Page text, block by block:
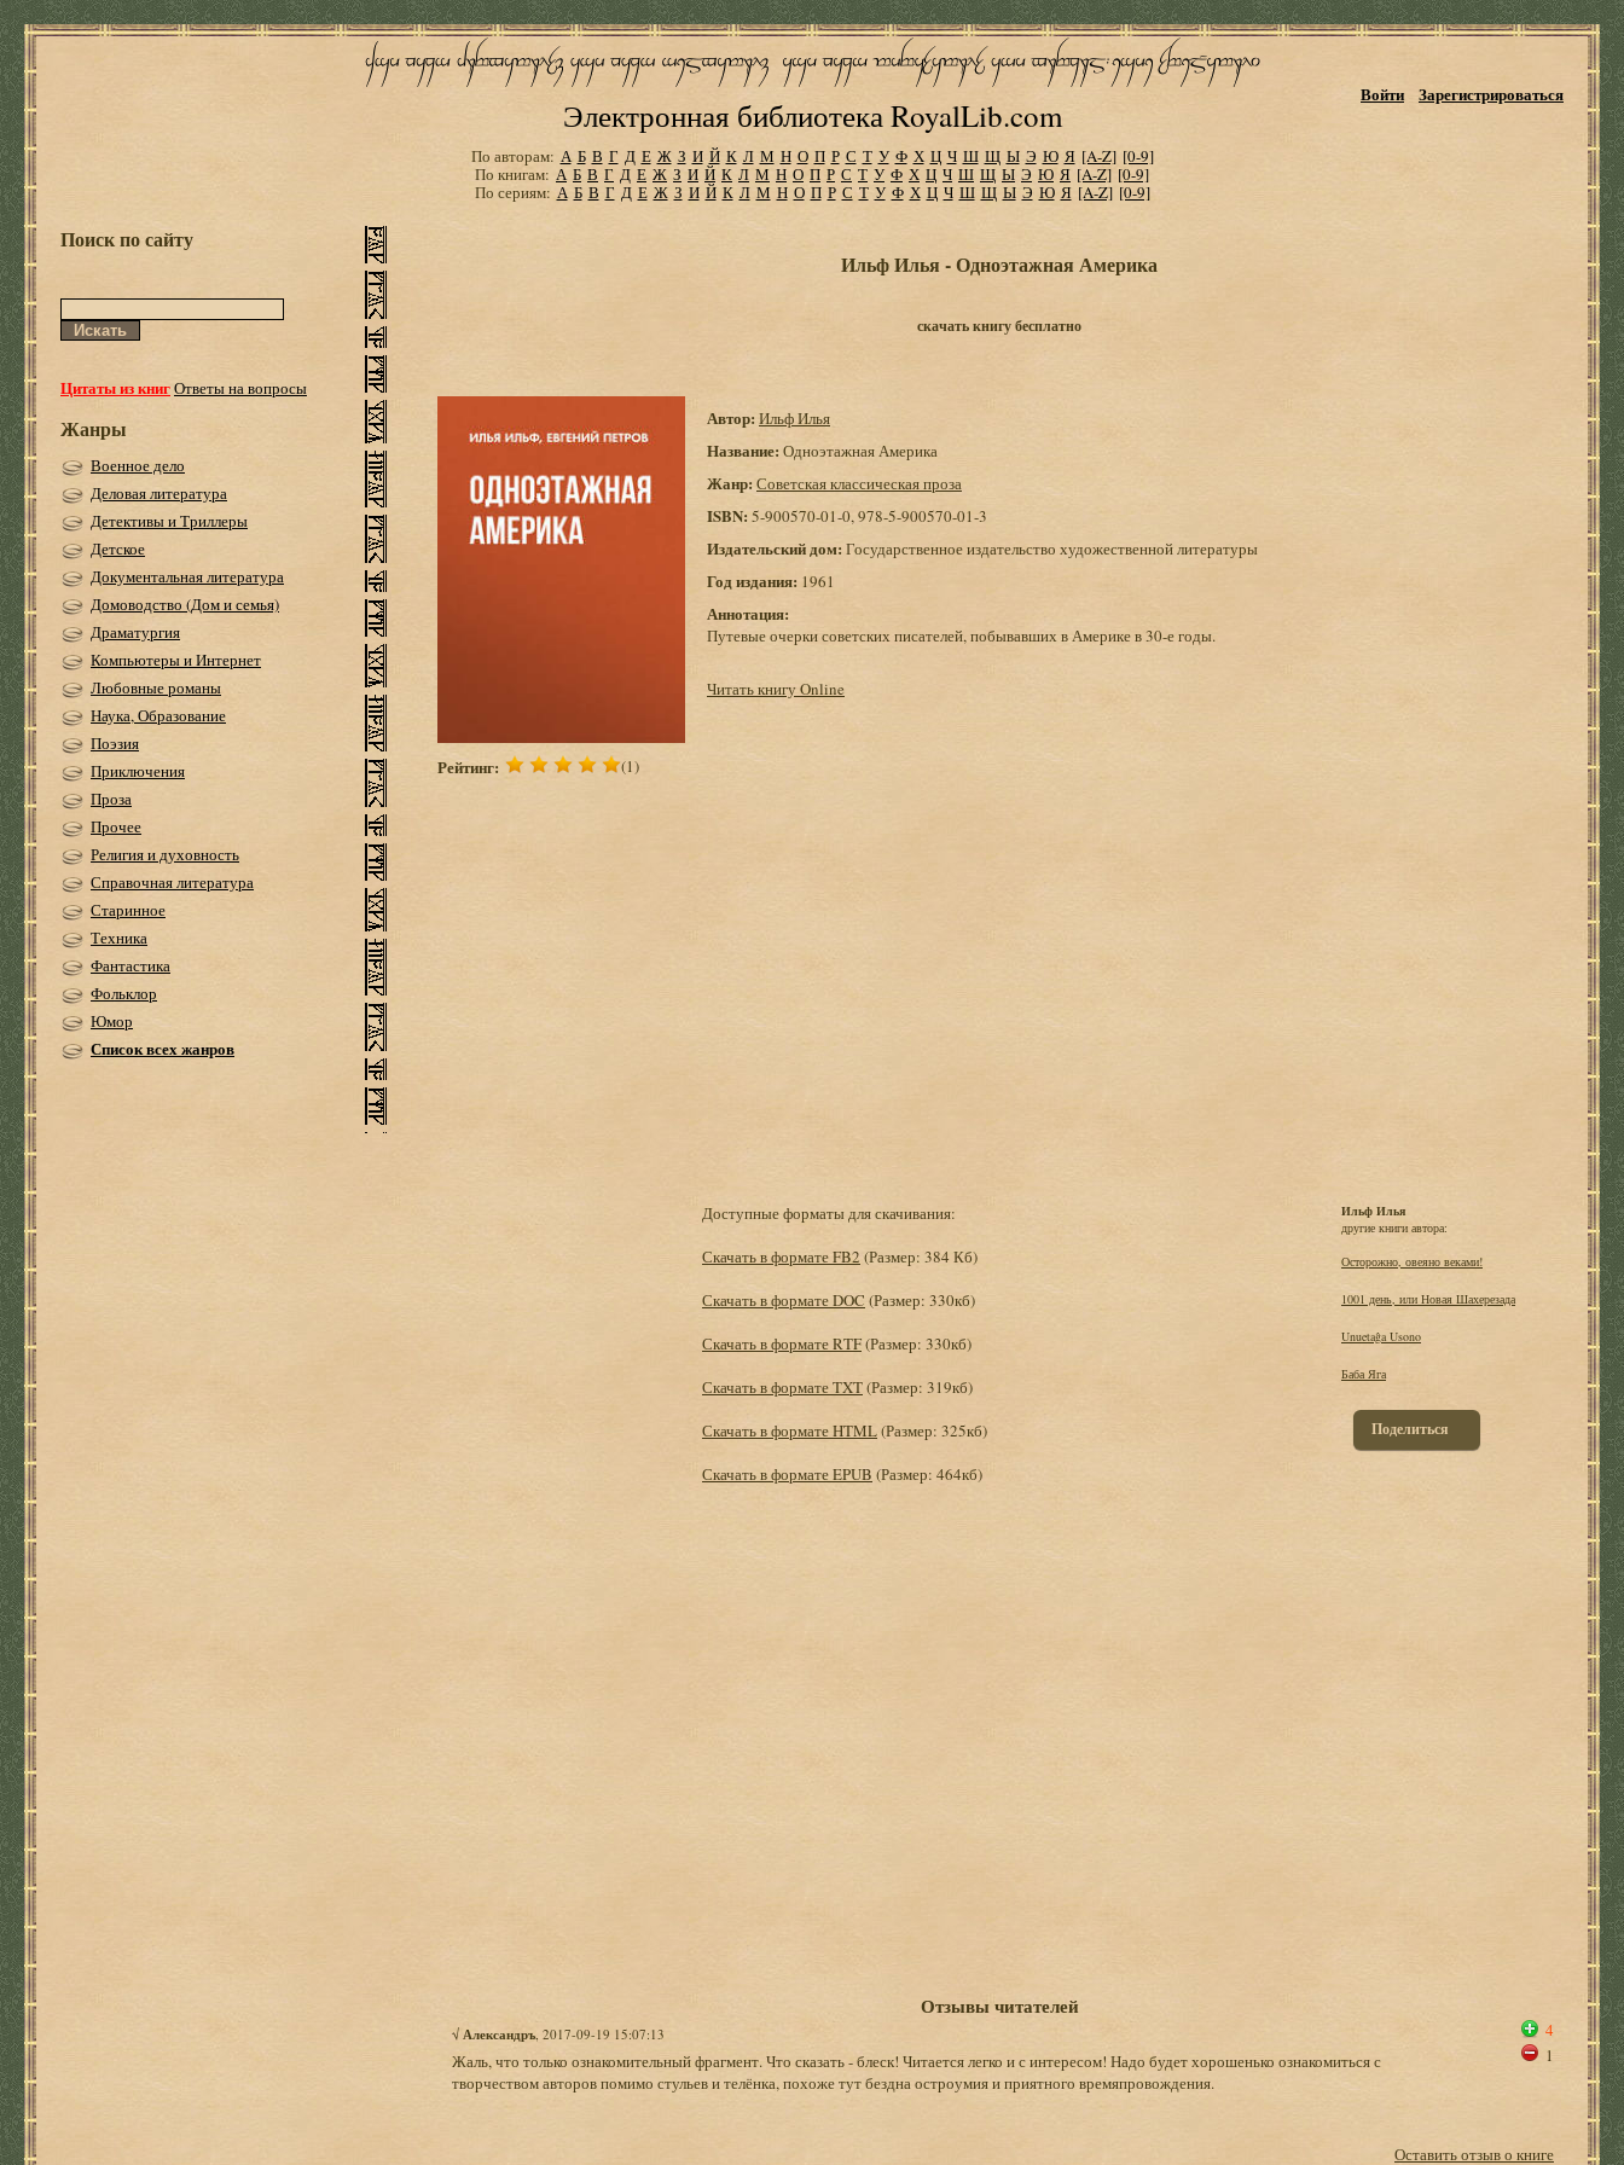
Электронная библиотека RoyalLib.com
Войти Зарегистрироваться
По авторам: А Б В Г Д Е Ж З И Й К Л М Н О П Р С Т У Ф Х Ц Ч Ш Щ Ы Э Ю Я [A-Z] [0-9]
По книгам: А Б В Г Д Е Ж З И Й К Л М Н О П Р С Т У Ф Х Ц Ч Ш Щ Ы Э Ю Я [A-Z] [0-9]
По сериям: А Б В Г Д Е Ж З И Й К Л М Н О П Р С Т У Ф Х Ц Ч Ш Щ Ы Э Ю Я [A-Z] [0-9]
Поиск по сайту
Цитаты из книгОтветы на вопросы
Жанры
Военное дело
Деловая литература
Детективы и Триллеры
Детское
Документальная литература
Домоводство (Дом и семья)
Драматургия
Компьютеры и Интернет
Любовные романы
Наука, Образование
Поэзия
Приключения
Проза
Прочее
Религия и духовность
Справочная литература
Старинное
Техника
Фантастика
Фольклор
Юмор
Список всех жанров
Ильф Илья - Одноэтажная Америка
скачать книгу бесплатно
Рейтинг: (1)
Автор: Ильф Илья
Название: Одноэтажная Америка
Жанр: Советская классическая проза
ISBN: 5-900570-01-0, 978-5-900570-01-3
Издательский дом: Государственное издательство художественной литературы
Год издания: 1961
Аннотация:
Путевые очерки советских писателей, побывавших в Америке в 30-е годы.
Читать книгу Online
Доступные форматы для скачивания:
Скачать в формате FB2 (Размер: 384 Кб)
Скачать в формате DOC (Размер: 330кб)
Скачать в формате RTF(Размер: 330кб)
Скачать в формате TXT(Размер: 319кб)
Скачать в формате HTML(Размер: 325кб)
Скачать в формате EPUB (Размер: 464кб)
Ильф Илья
другие книги автора:
Осторожно, овеяно веками!
1001 день, или Новая Шахерезада
Unuetaĝa Usono
Баба Яга
Поделиться
Отзывы читателей
√ Александръ, 2017-09-19 15:07:13
Жаль, что только ознакомительный фрагмент. Что сказать - блеск! Читается легко и с интересом! Надо будет хорошенько ознакомиться с
творчеством авторов помимо стульев и телёнка, похоже тут бездна остроумия и приятного времяпровождения.
4
1
Оставить отзыв о книге